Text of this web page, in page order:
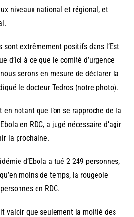
niveaux national et régional, et
sont extrêmement positifs dans l’Est
d’ici à ce que le comité d’urgence
serons en mesure de déclarer la
le docteur Tedros (notre photo).
en notant que l’on se rapproche de la
en RDC, a jugé nécessaire d’agir
la prochaine.
d’Ebola a tué 2 249 personnes,
moins de temps, la rougeole
en RDC.
valoir que seulement la moitié des